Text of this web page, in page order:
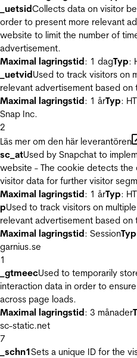
_uetsidCollects data on visitor
order to present more relevant
website to limit the number of
advertisement.
Maximal lagringstid: 1 dagTyp:
_uetvidUsed to track visitors on
relevant advertisement based
Maximal lagringstid: 1 årTyp:
Snap Inc.
2
Läs mer om den här leverantören
sc_atUsed by Snapchat to
website - The cookie detects
visitor data for further visitor
Maximal lagringstid: 1 årTyp:
pUsed to track visitors on
relevant advertisement based
Maximal lagringstid: SessionTyp
garnius.se
1
_gtmeecUsed to temporarily
interaction data in order to
across page loads.
Maximal lagringstid: 3 månader
sc-static.net
7
_schn1Sets a unique ID for the